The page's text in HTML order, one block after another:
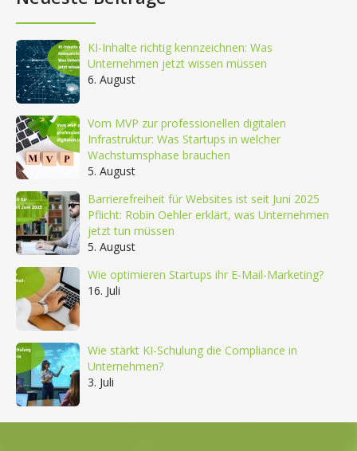
KI-Inhalte richtig kennzeichnen: Was
Unternehmen jetzt wissen müssen
6. August
Vom MVP zur professionellen digitalen
Infrastruktur: Was Startups in welcher
Wachstumsphase brauchen
5. August
Barrierefreiheit für Websites ist seit Juni 2025
Pflicht: Robin Oehler erklärt, was Unternehmen
jetzt tun müssen
5. August
Wie optimieren Startups ihr E-Mail-Marketing?
16. Juli
Wie stärkt KI-Schulung die Compliance in
Unternehmen?
3. Juli